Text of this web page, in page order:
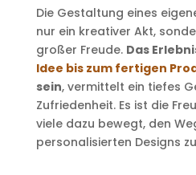
Die Gestaltung eines
nur ein kreativer Akt,
großer Freude. Das
Idee bis zum fertigen
sein, vermittelt ein tiefes
Zufriedenheit. Es ist die
viele dazu bewegt, den
personalisierten Designs